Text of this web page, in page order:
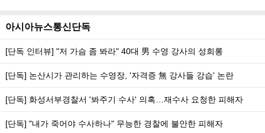
아시아뉴스통신단독
[단독 인터뷰] "저 가슴 좀 봐라" 40대 男 수영 강사의 성희롱
[단독] 논산시가 관리하는 수영장, '자격증 無 강사들 강습' 논란
[단독] 화성서부경찰서 '봐주기 수사' 의혹…재수사 요청한 피해자
[단독] "내가 죽어야 수사하나" 무능한 경찰에 불안한 피해자